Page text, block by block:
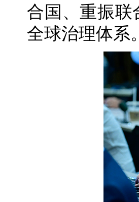
合国、重振联
全球治理体系。